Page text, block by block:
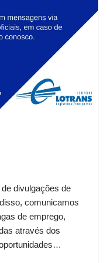
divulgações de
comunicamos
de emprego,
através dos